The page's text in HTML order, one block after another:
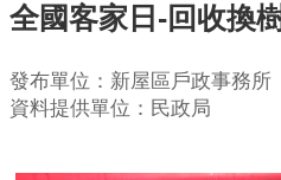
全國客家日-回收換
發布單位：新屋區戶政事務所
資料提供單位：民政局